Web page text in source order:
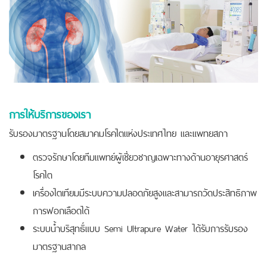
การให้บริการของเรา
รับรองมาตรฐานโดยสมาคมโรคไตแห่งประเทศไทย และแพทยสภา
ตรวจรักษาโดยทีมแพทย์ผู้เชี่ยวชาญเฉพาะทางด้านอายุรศาสตร์
โรคไต
เครื่องไตเทียมมีระบบความปลอดภัยสูงและสามารถวัดประสิทธิภาพ
การฟอกเลือดได้
ระบบน้ำบริสุทธิ์แบบ Semi Ultrapure Water ได้รับการรับรอง
มาตรฐานสากล